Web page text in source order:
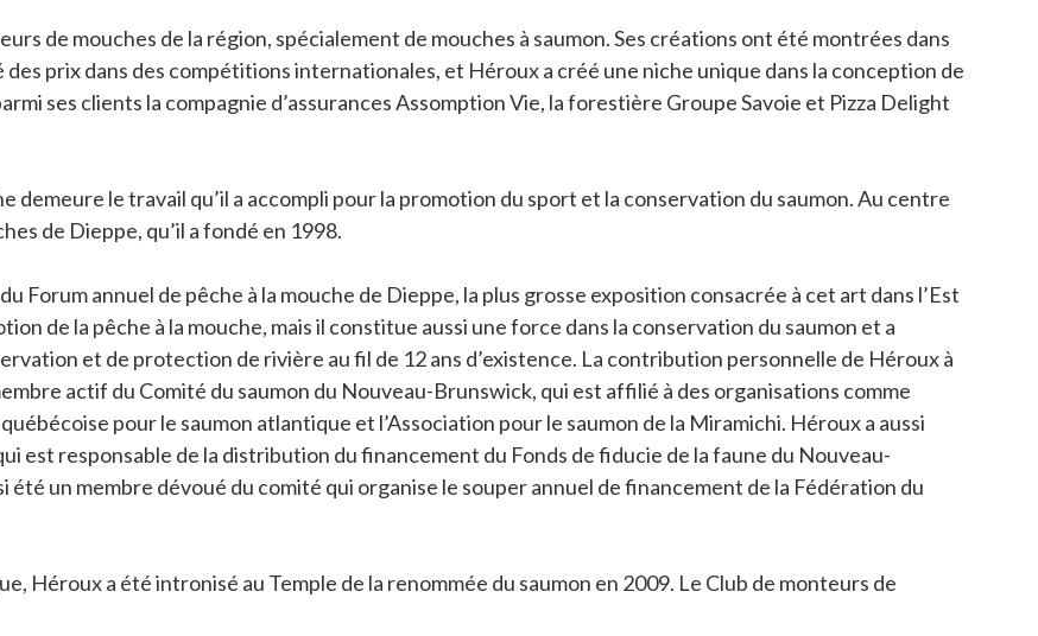
de mouches de la région, spécialement de mouches à saumon. Ses créations ont été montrées dans
prix dans des compétitions internationales, et Héroux a créé une niche unique dans la conception de
ses clients la compagnie d’assurances Assomption Vie, la forestière Groupe Savoie et Pizza Delight
demeure le travail qu’il a accompli pour la promotion du sport et la conservation du saumon. Au centre
de Dieppe, qu’il a fondé en 1998.
Forum annuel de pêche à la mouche de Dieppe, la plus grosse exposition consacrée à cet art dans l’Est
de la pêche à la mouche, mais il constitue aussi une force dans la conservation du saumon et a
et de protection de rivière au fil de 12 ans d’existence. La contribution personnelle de Héroux à
actif du Comité du saumon du Nouveau-Brunswick, qui est affilié à des organisations comme
pour le saumon atlantique et l’Association pour le saumon de la Miramichi. Héroux a aussi
est responsable de la distribution du financement du Fonds de fiducie de la faune du Nouveau-
été un membre dévoué du comité qui organise le souper annuel de financement de la Fédération du
Héroux a été intronisé au Temple de la renommée du saumon en 2009. Le Club de monteurs de